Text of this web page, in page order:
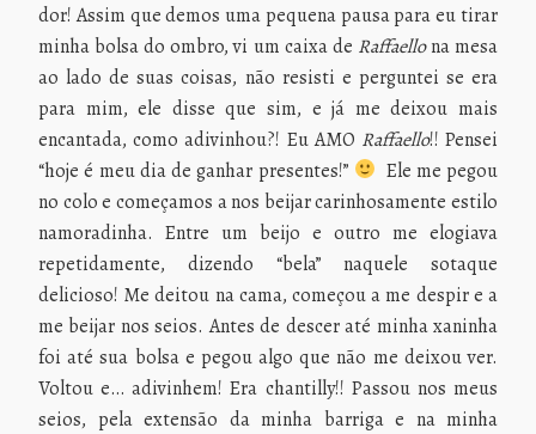
dor! Assim que demos uma pequena pausa para eu tirar
minha bolsa do ombro, vi um caixa de Raffaellona mesa
ao lado de suas coisas, não resisti e perguntei se era
para mim, ele disse que sim, e já me deixou mais
encantada, como adivinhou?! Eu AMO Raffaello!! Pensei
“hoje é meu dia de ganhar presentes!”
Ele me pegou
no colo e começamos a nos beijar carinhosamente estilo
namoradinha. Entre um beijo e outro me elogiava
repetidamente, dizendo “bela” naquele sotaque
delicioso! Me deitou na cama, começou a me despir e a
me beijar nos seios. Antes de descer até minha xaninha
foi até sua bolsa e pegou algo que não me deixou ver.
Voltou e… adivinhem! Era chantilly!! Passou nos meus
seios, pela extensão da minha barriga e na minha